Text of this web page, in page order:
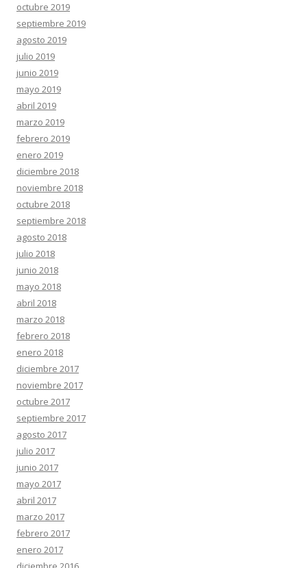
octubre 2019
septiembre 2019
agosto 2019
julio 2019
junio 2019
mayo 2019
abril 2019
marzo 2019
febrero 2019
enero 2019
diciembre 2018
noviembre 2018
octubre 2018
septiembre 2018
agosto 2018
julio 2018
junio 2018
mayo 2018
abril 2018
marzo 2018
febrero 2018
enero 2018
diciembre 2017
noviembre 2017
octubre 2017
septiembre 2017
agosto 2017
julio 2017
junio 2017
mayo 2017
abril 2017
marzo 2017
febrero 2017
enero 2017